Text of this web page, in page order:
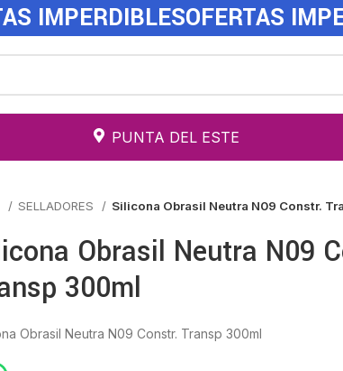
IMPERDIBLESOFERTAS
PUNTA DEL ESTE
SELLADORES Silicona Obrasil Neutra N09 Constr.
Obrasil Neutra N09
300ml
Obrasil Neutra N09 Constr. Transp 300ml